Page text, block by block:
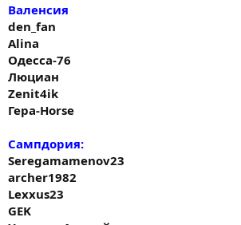
Валенсия
den_fan
Alina
Одесса-76
Люциан
Zenit4ik
Гера-Horse
Сампдория:
Seregamamenov23
archer1982
Lexxus23
GEK